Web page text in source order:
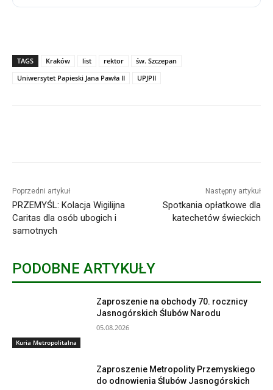
TAGS Kraków list rektor
św. Szczepan
Uniwersytet Papieski Jana Pawła II
UPJPII
Poprzedni artykuł
PRZEMYŚL: Kolacja Wigilijna
Caritas dla osób ubogich i
samotnych
Następny artykuł
Spotkania opłatkowe dla
katechetów świeckich
PODOBNE ARTYKUŁY
Kuria Metropolitalna
Zaproszenie na obchody 70. rocznicy
Jasnogórskich Ślubów Narodu
05.08.2026
Zaproszenie Metropolity Przemyskiego
do odnowienia Ślubów Jasnogórskich